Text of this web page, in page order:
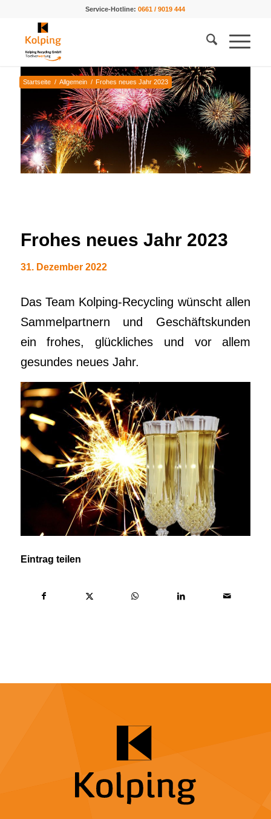
Service-Hotline:0661 / 9019 444
Startseite / Allgemein / Frohes neues Jahr 2023
Frohes neues Jahr 2023
31. Dezember 2022
Das Team Kolping-Recycling wünscht allen
Sammelpartnern und Geschäftskunden
ein frohes, glückliches und vor allem
gesundes neues Jahr.
Eintrag teilen